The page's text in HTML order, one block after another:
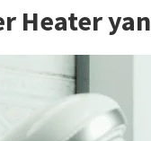
Heater